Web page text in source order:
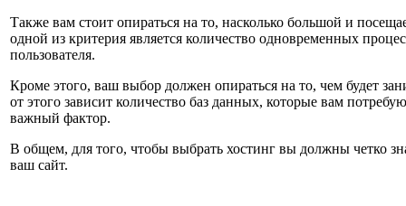
Также вам стоит опираться на то, насколько большой и
одной из критерия является количество одновременных
пользователя.
Кроме этого, ваш выбор должен опираться на то, чем будет
от этого зависит количество баз данных, которые вам
важный фактор.
В общем, для того, чтобы выбрать хостинг вы должны четко
ваш сайт.